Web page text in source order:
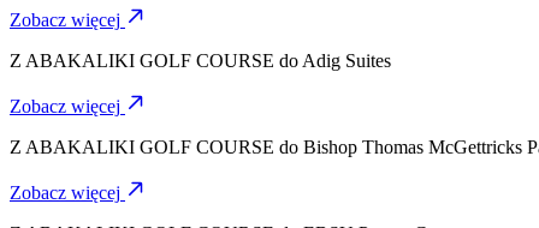
Zobacz więcej
Z ABAKALIKI GOLF COURSE do Adig Suites
Zobacz więcej
Z ABAKALIKI GOLF COURSE do Bishop Thomas McGettricks
Zobacz więcej